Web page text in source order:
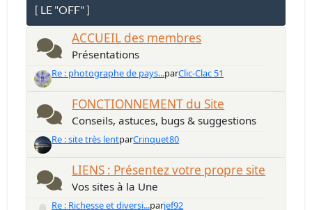
[ LE "OFF" ]
ACCUEIL des membres
Présentations
Re : photographe de pays...parClic-Clac 51
FONCTIONNEMENT du Site
Conseils, astuces, bugs & suggestions
Re : site très lentparCrinquet80
LIENS : Présentez votre propre site
Vos sites à la Une
Re : Richesse et diversi...parjef92